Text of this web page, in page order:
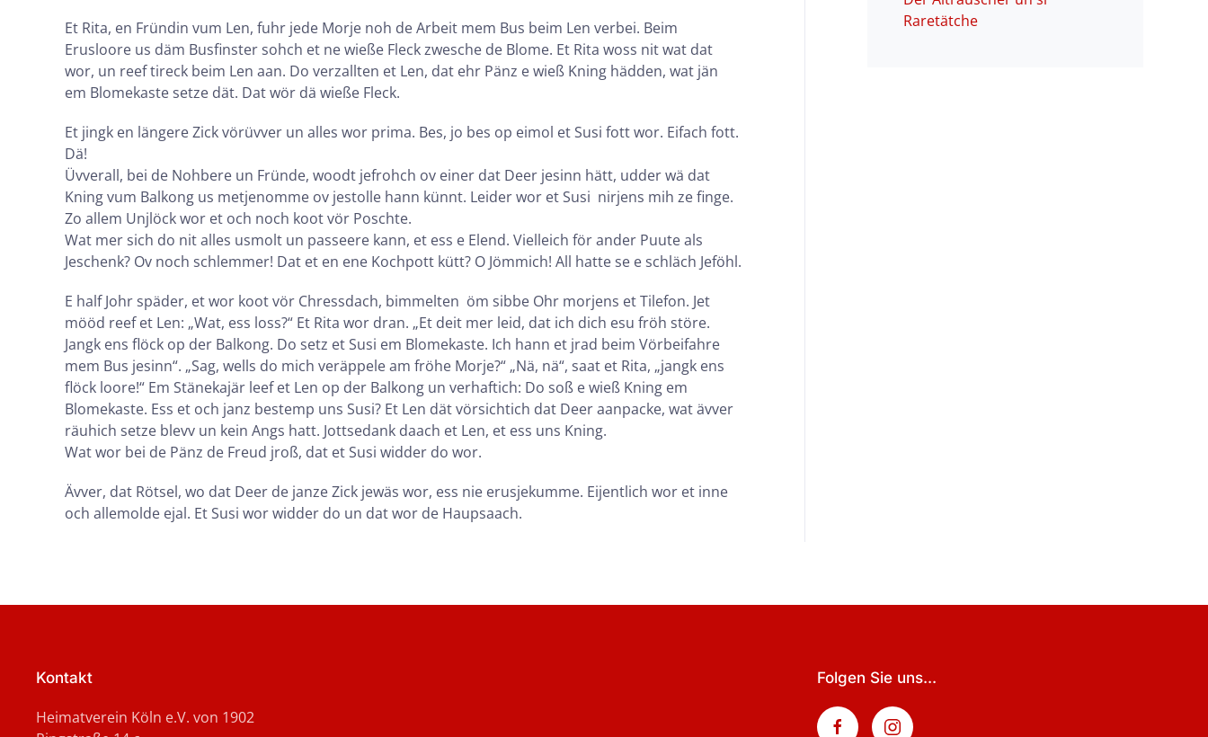
Et Rita, en Fründin vum Len, fuhr jede Morje noh de Arbeit mem Bus beim Len verbei. Beim
Erusloore us däm Busfinster sohch et ne wieße Fleck zwesche de Blome. Et Rita woss nit wat dat
wor, un reef tireck beim Len aan. Do verzallten et Len, dat ehr Pänz e wieß Kning hädden, wat jän
em Blomekaste setze dät. Dat wör dä wieße Fleck.
Et jingk en längere Zick vörüvver un alles wor prima. Bes, jo bes op eimol et Susi fott wor. Eifach fott.
Dä!
Üvverall, bei de Nohbere un Fründe, woodt jefrohch ov einer dat Deer jesinn hätt, udder wä dat
Kning vum Balkong us metjenomme ov jestolle hann künnt. Leider wor et Susi nirjens mih ze finge.
Zo allem Unjlöck wor et och noch koot vör Poschte.
Wat mer sich do nit alles usmolt un passeere kann, et ess e Elend. Vielleich för ander Puute als
Jeschenk? Ov noch schlemmer! Dat et en ene Kochpott kütt? O Jömmich! All hatte se e schläch Jeföhl.
E half Johr späder, et wor koot vör Chressdach, bimmelten öm sibbe Ohr morjens et Tilefon. Jet
mööd reef et Len: „Wat, ess loss?“ Et Rita wor dran. „Et deit mer leid, dat ich dich esu fröh störe.
Jangk ens flöck op der Balkong. Do setz et Susi em Blomekaste. Ich hann et jrad beim Vörbeifahre
mem Bus jesinn“. „Sag, wells do mich veräppele am fröhe Morje?“ „Nä, nä“, saat et Rita, „jangk ens
flöck loore!“ Em Stänekajär leef et Len op der Balkong un verhaftich: Do soß e wieß Kning em
Blomekaste. Ess et och janz bestemp uns Susi? Et Len dät vörsichtich dat Deer aanpacke, wat ävver
räuhich setze blevv un kein Angs hatt. Jottsedank daach et Len, et ess uns Kning.
Wat wor bei de Pänz de Freud jroß, dat et Susi widder do wor.
Ävver, dat Rötsel, wo dat Deer de janze Zick jewäs wor, ess nie erusjekumme. Eijentlich wor et inne
och allemolde ejal. Et Susi wor widder do un dat wor de Haupsaach.
Raretätche
Kontakt
Heimatverein Köln e.V. von 1902
Folgen Sie uns...